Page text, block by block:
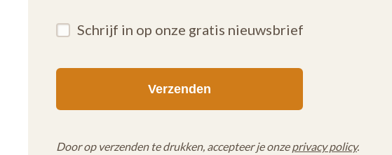
Schrijf in op onze gratis nieuwsbrief
Door op verzenden te drukken, accepteer je onzeprivacy policy.